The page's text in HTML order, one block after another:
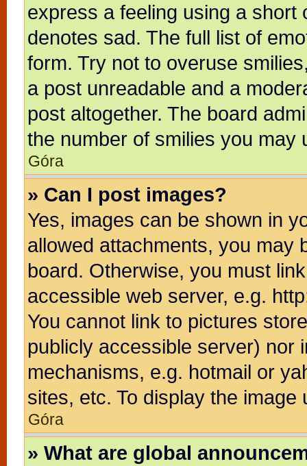
express a feeling using a short
denotes sad. The full list of
form. Try not to overuse
a post unreadable and a
post altogether. The board
the number of smilies you may
Góra
» Can I post images?
Yes, images can be shown in
allowed attachments, you may
board. Otherwise, you must
accessible web server, e.g.
You cannot link to pictures
publicly accessible server) nor
mechanisms, e.g. hotmail or
sites, etc. To display the
Góra
» What are global